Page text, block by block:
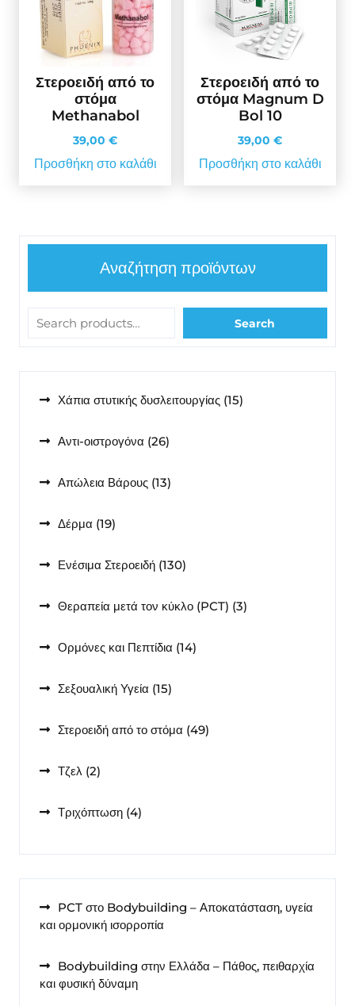
Στεροειδή από το
στόμα
Methanabol
39,00 €
Προσθήκη στο καλάθι
Στεροειδή από το
στόμα Magnum D
Bol 10
39,00 €
Προσθήκη στο καλάθι
Αναζήτηση προϊόντων
Search
Χάπια στυτικής δυσλειτουργίας 1515
Αντι-οιστρογόνα 2626
Απώλεια Βάρους 1313
Δέρμα 1919
Ενέσιμα Στεροειδή 130130
Θεραπεία μετά τον κύκλο (PCT) 33
Ορμόνες και Πεπτίδια 1414
Σεξουαλική Υγεία 1515
Στεροειδή από το στόμα 4949
Τζελ 22
Τριχόπτωση 44
PCT στο Bodybuilding – Αποκατάσταση, υγεία
και ορμονική ισορροπία
Bodybuilding στην Ελλάδα – Πάθος, πειθαρχία
και φυσική δύναμη